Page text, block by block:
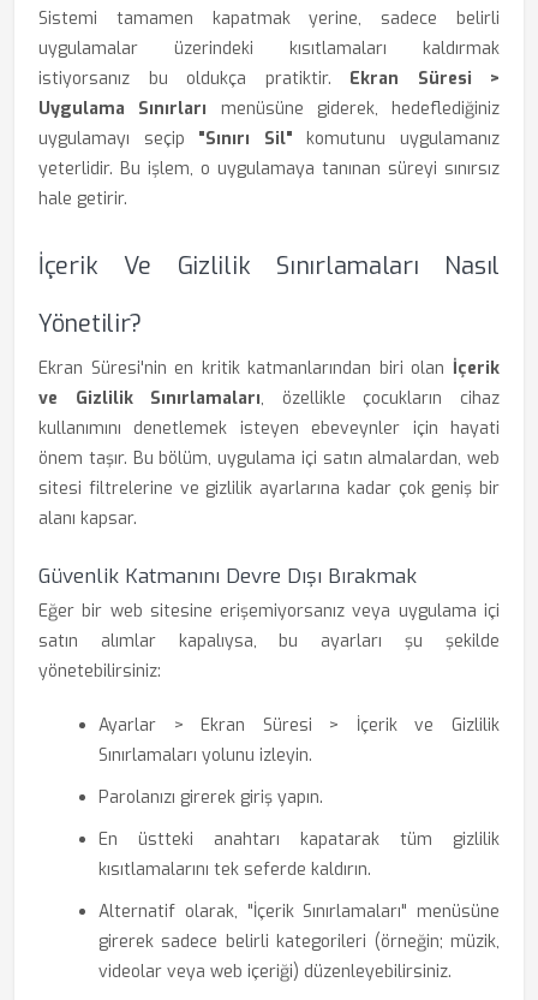
Sistemi tamamen kapatmak yerine, sadece belirli
uygulamalar üzerindeki kısıtlamaları kaldırmak
istiyorsanız bu oldukça pratiktir. Ekran Süresi >
Uygulama Sınırları menüsüne giderek, hedeflediğiniz
uygulamayı seçip "Sınırı Sil" komutunu uygulamanız
yeterlidir. Bu işlem, o uygulamaya tanınan süreyi sınırsız
hale getirir.
İçerik Ve Gizlilik Sınırlamaları Nasıl
Yönetilir?
Ekran Süresi'nin en kritik katmanlarından biri olan İçerik
ve Gizlilik Sınırlamaları, özellikle çocukların cihaz
kullanımını denetlemek isteyen ebeveynler için hayati
önem taşır. Bu bölüm, uygulama içi satın almalardan, web
sitesi filtrelerine ve gizlilik ayarlarına kadar çok geniş bir
alanı kapsar.
Güvenlik Katmanını Devre Dışı Bırakmak
Eğer bir web sitesine erişemiyorsanız veya uygulama içi
satın alımlar kapalıysa, bu ayarları şu şekilde
yönetebilirsiniz:
Ayarlar > Ekran Süresi > İçerik ve Gizlilik
Sınırlamaları yolunu izleyin.
Parolanızı girerek giriş yapın.
En üstteki anahtarı kapatarak tüm gizlilik
kısıtlamalarını tek seferde kaldırın.
Alternatif olarak, "İçerik Sınırlamaları" menüsüne
girerek sadece belirli kategorileri (örneğin; müzik,
videolar veya web içeriği) düzenleyebilirsiniz.